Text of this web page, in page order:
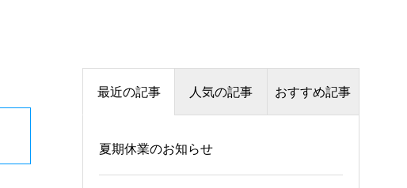
最近の記事 人気の記事 おすすめ記事
夏期休業のお知らせ
②｜賃貸費用と倉庫選定
関東の冷凍冷蔵倉庫一覧